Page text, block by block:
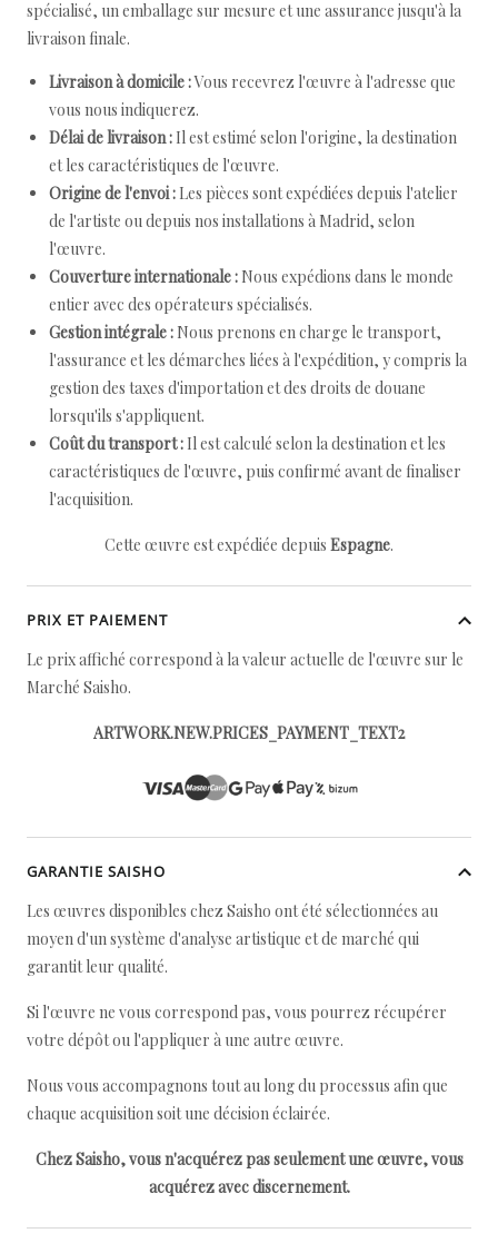
spécialisé, un emballage sur mesure et une assurance jusqu'à la
livraison finale.
Livraison à domicile :Vous recevrez l'œuvre à l'adresse que
vous nous indiquerez.
Délai de livraison : Il est estimé selon l'origine, la destination
et les caractéristiques de l'œuvre.
Origine de l'envoi : Les pièces sont expédiées depuis l'atelier
de l'artiste ou depuis nos installations à Madrid, selon
l'œuvre.
Couverture internationale : Nous expédions dans le monde
entier avec des opérateurs spécialisés.
Gestion intégrale : Nous prenons en charge le transport,
l'assurance et les démarches liées à l'expédition, y compris la
gestion des taxes d'importation et des droits de douane
lorsqu'ils s'appliquent.
Coût du transport : Il est calculé selon la destination et les
caractéristiques de l'œuvre, puis confirmé avant de finaliser
l'acquisition.
Cette œuvre est expédiée depuis Espagne.
PRIX ET PAIEMENT
Le prix affiché correspond à la valeur actuelle de l'œuvre sur le
Marché Saisho.
ARTWORK.NEW.PRICES_PAYMENT_TEXT2
GARANTIE SAISHO
Les œuvres disponibles chez Saisho ont été sélectionnées au
moyen d'un système d'analyse artistique et de marché qui
garantit leur qualité.
Si l'œuvre ne vous correspond pas, vous pourrez récupérer
votre dépôt ou l'appliquer à une autre œuvre.
Nous vous accompagnons tout au long du processus afin que
chaque acquisition soit une décision éclairée.
Chez Saisho, vous n'acquérez pas seulement une œuvre, vous
acquérez avec discernement.